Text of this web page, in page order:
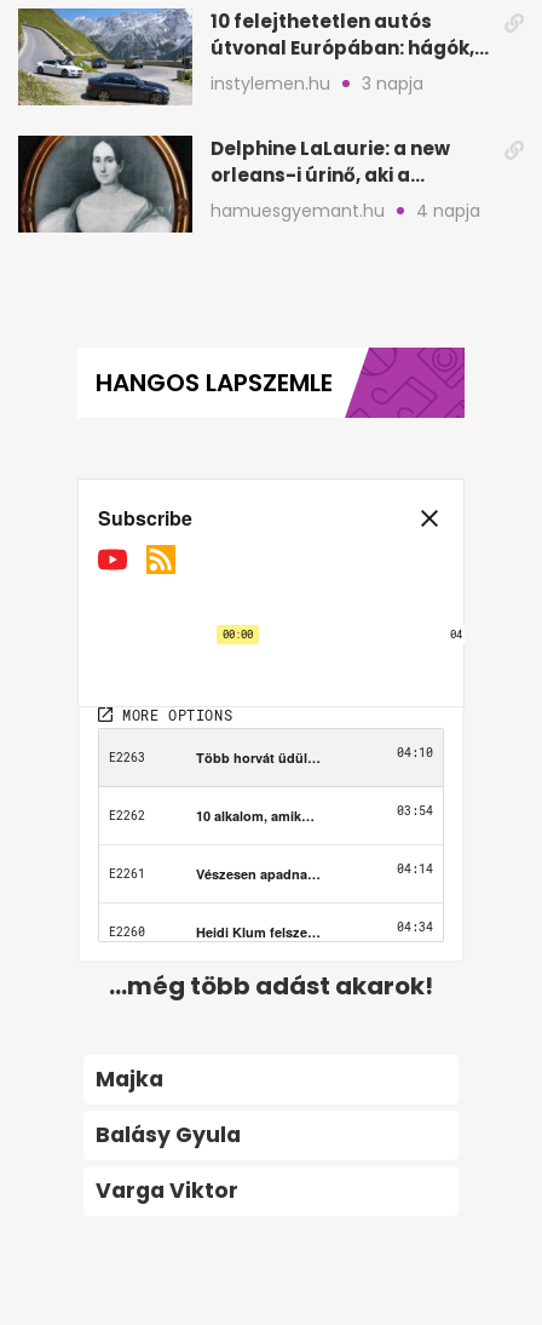
10 felejthetetlen autós
útvonal Európában: hágók,
partok, fjordok
instylemen.hu 3 napja
Delphine LaLaurie: a new
orleans-i úrinő, aki a
padláson kínzott
hamuesgyemant.hu 4 napja
HANGOS LAPSZEMLE
...még több adást akarok!
Majka
Balásy Gyula
Varga Viktor